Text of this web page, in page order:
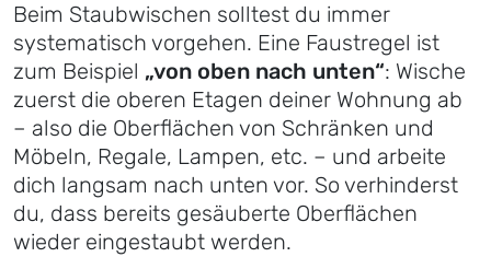
Beim Staubwischen solltest du immer
systematisch vorgehen. Eine Faustregel ist
zum Beispiel „von oben nach unten“: Wische
zuerst die oberen Etagen deiner Wohnung ab
– also die Oberflächen von Schränken und
Möbeln, Regale, Lampen, etc. – und arbeite
dich langsam nach unten vor. So verhinderst
du, dass bereits gesäuberte Oberflächen
wieder eingestaubt werden.